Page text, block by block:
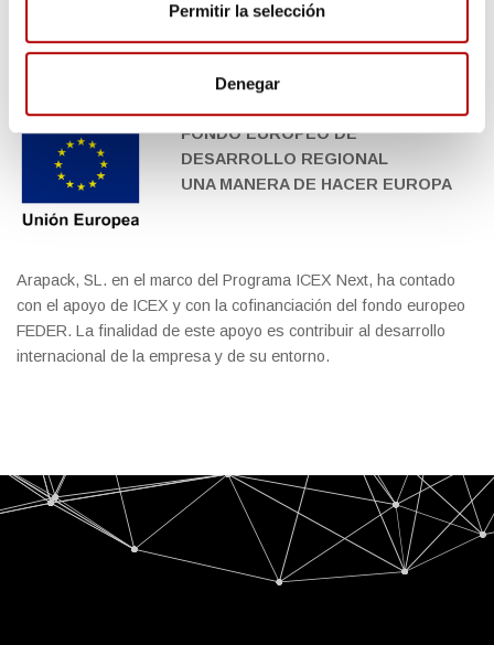
Permitir la selección
Denegar
(+34) 976 479 064
FONDO EUROPEO DE
DESARROLLO REGIONAL
UNA MANERA DE HACER EUROPA
Arapack, SL. en el marco del Programa ICEX Next, ha contado
con el apoyo de ICEX y con la cofinanciación del fondo europeo
FEDER. La finalidad de este apoyo es contribuir al desarrollo
internacional de la empresa y de su entorno.